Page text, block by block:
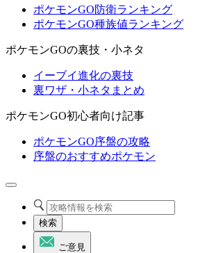
ポケモンGO防衛ランキング
ポケモンGO種族値ランキング
ポケモンGOの裏技・小ネタ
イーブイ進化の裏技
裏ワザ・小ネタまとめ
ポケモンGO初心者向け記事
ポケモンGO序盤の攻略
序盤のおすすめポケモン
検索
ご意見